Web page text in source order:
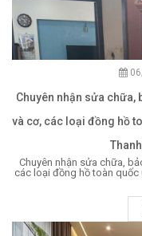
Chuyên nhận sửa
và cơ, các loại đồng hồ
Chuyên nhận sửa chữa,
các loại đồng hồ toàn quốc